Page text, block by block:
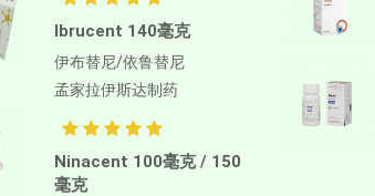
Ibrucent 140毫克
伊布替尼/依鲁替尼
孟家拉伊斯达制药
Ninacent 100毫克 / 150
毫克